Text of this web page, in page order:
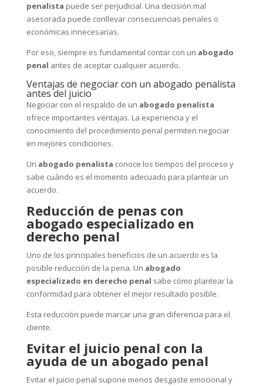
penalista puede ser perjudicial. Una decisión mal
asesorada puede conllevar consecuencias penales o
económicas innecesarias.
Por eso, siempre es fundamental contar con un abogado
penal antes de aceptar cualquier acuerdo.
Ventajas de negociar con un abogado penalista
antes del juicio
Negociar con el respaldo de un abogado penalista
ofrece importantes ventajas. La experiencia y el
conocimiento del procedimiento penal permiten negociar
en mejores condiciones.
Un abogado penalista conoce los tiempos del proceso y
sabe cuándo es el momento adecuado para plantear un
acuerdo.
Reducción de penas con
abogado especializado en
derecho penal
Uno de los principales beneficios de un acuerdo es la
posible reducción de la pena. Un abogado
especializado en derecho penal sabe cómo plantear la
conformidad para obtener el mejor resultado posible.
Esta reducción puede marcar una gran diferencia para el
cliente.
Evitar el juicio penal con la
ayuda de un abogado penal
Evitar el juicio penal supone menos desgaste emocional y